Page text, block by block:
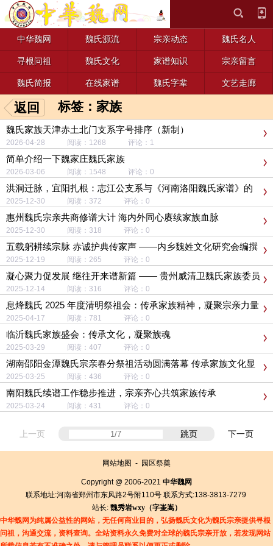
中华魏网 魏氏源流 宗亲动态 魏氏名人
寻根问祖 魏氏文化 家谱知识 宗亲留言
魏氏简报 在线家谱 魏氏字辈 文艺走廊
返回 标签：家族
魏氏家族天津赤土北门支系字号排序（新制）
2026-04-28 阅读：1268 评论：1
简单介绍一下魏家庄魏氏家族
2026-03-06 阅读：1548 评论：0
洪洞迁脉，宜阳扎根：志江公支系与《河南洛阳魏氏家谱》的
百年故事
2025-12-30 阅读：372 评论：0
惠州魏氏宗亲共商修谱大计 海内外同心赓续家族血脉
2025-12-30 阅读：318 评论：0
五载躬耕续宗脉 赤诚护典传家声 ——内乡魏姓文化研究会编撰
《内乡魏氏族谱》纪实
2025-12-19 阅读：265 评论：0
凝心聚力促发展 继往开来谱新篇 —— 贵州威清卫魏氏家族委员
会第二届代表大会圆满成功
2025-12-14 阅读：316 评论：0
息烽魏氏 2025 年度清明祭祖会：传承家族精神，凝聚宗亲力量
2025-04-17 阅读：781 评论：0
临沂魏氏家族盛会：传承文化，凝聚族魂
2025-03-29 阅读：407 评论：0
湖南邵阳金潭魏氏宗亲春分祭祖活动圆满落幕 传承家族文化显
担当
2025-03-25 阅读：436 评论：0
南阳魏氏续谱工作稳步推进，宗亲齐心共筑家族传承
2025-03-24 阅读：431 评论：0
上一页 跳页 下一页
网站地图 - 园区祭奠
Copyright @ 2006-2021 中华魏网
联系地址:河南省郑州市东风路2号附110号 联系方式:138-3813-7279
站长: 魏秀岩wxy（字崟嵩）
中华魏网为纯属公益性的网站，无任何商业目的，弘扬魏氏文化为魏氏宗亲提供寻根
问祖，沟通交流，资料查询。全站资料永久免费对全球的魏氏宗亲开放，若发现网站